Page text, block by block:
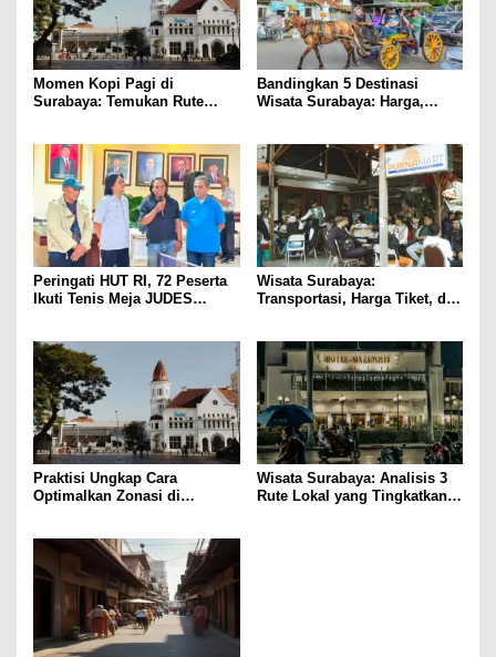
Momen Kopi Pagi di
Surabaya: Temukan Rute
Bandingkan 5 Destinasi
Wisata Surabaya: Harga,
Peringati HUT RI, 72 Peserta
Ikuti Tenis Meja JUDES
Wisata Surabaya:
Transportasi, Harga Tiket, dan
Praktisi Ungkap Cara
Optimalkan Zonasi di
Wisata Surabaya: Analisis 3
Rute Lokal yang Tingkatkan